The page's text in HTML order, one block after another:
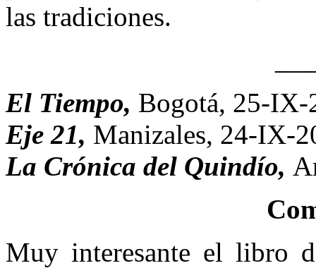
las tradiciones.
El Tiempo, Bogotá, 25-IX-
Eje 21, Manizales, 24-IX-
La Crónica del Quindío,
Muy interesante el libro